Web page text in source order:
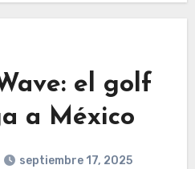
el golf
a México
septiembre 17, 2025